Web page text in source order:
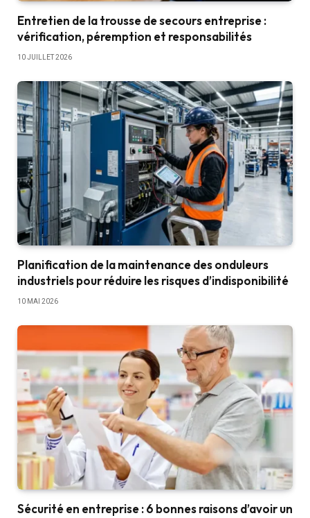
Entretien de la trousse de secours entreprise :
vérification, péremption et responsabilités
10 JUILLET 2026
Planification de la maintenance des onduleurs
industriels pour réduire les risques d’indisponibilité
10 MAI 2026
Sécurité en entreprise : 6 bonnes raisons d’avoir un